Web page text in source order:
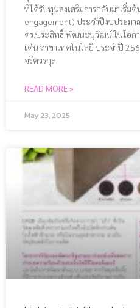
ที่ได้รับทุนส่งเสริมการกลับมาเริ่ม
engagement) ประจำปีงบประม
ดร.ประสิทธิ์ พัฒนะนุวัฒน์ ในโอกา
เด่น สาขาเทคโนโลยี ประจำปี
จริตวรกุล
READ MORE »
May 23, 2025